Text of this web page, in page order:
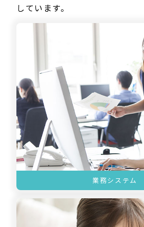
しています。
業務システム